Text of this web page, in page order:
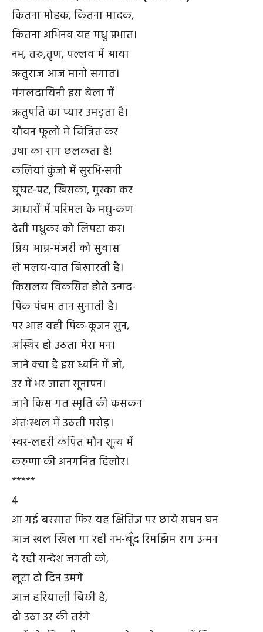
कितना मोहक, कितना मादक,
कितना अभिनव यह मधु प्रभात।
नभ, तरु,तृण, पल्लव में आया
ऋतुराज आज मानो सगात।
मंगलदायिनी इस बेला में
ऋतुपति का प्यार उमड़ता है।
यौवन फूलों में चित्रित कर
उषा का राग छलकता है!
कलियां कुंजो में सुरभि-सनी
घूंघट-पट, खिसका, मुस्का कर
आधारों में परिमल के मधु-कण
देती मधुकर को लिपटा कर।
प्रिय आम्र-मंजरी को सुवास
ले मलय-वात बिखारती है।
किसलय विकसित होते उन्मद-
पिक पंचम तान सुनाती है।
पर आह वही पिक-कूजन सुन,
अस्थिर हो उठता मेरा मन।
जाने क्या है इस ध्वनि में जो,
उर में भर जाता सूनापन।
जाने किस गत स्मृति की कसकन
अंतःस्थल में उठती मरोड़।
स्वर-लहरी कंपित मौन शून्य में
करुणा की अनगनित हिलोर।
*****
4
आ गई बरसात फिर यह क्षितिज पर छाये सघन घन
आज खल खिल गा रही नभ-बूँद रिमझिम राग उन्मन
दे रही सन्देश जगती को,
लूटा दो दिन उमंगे
आज हरियाली बिछी है,
दो उठा उर की तरंगे